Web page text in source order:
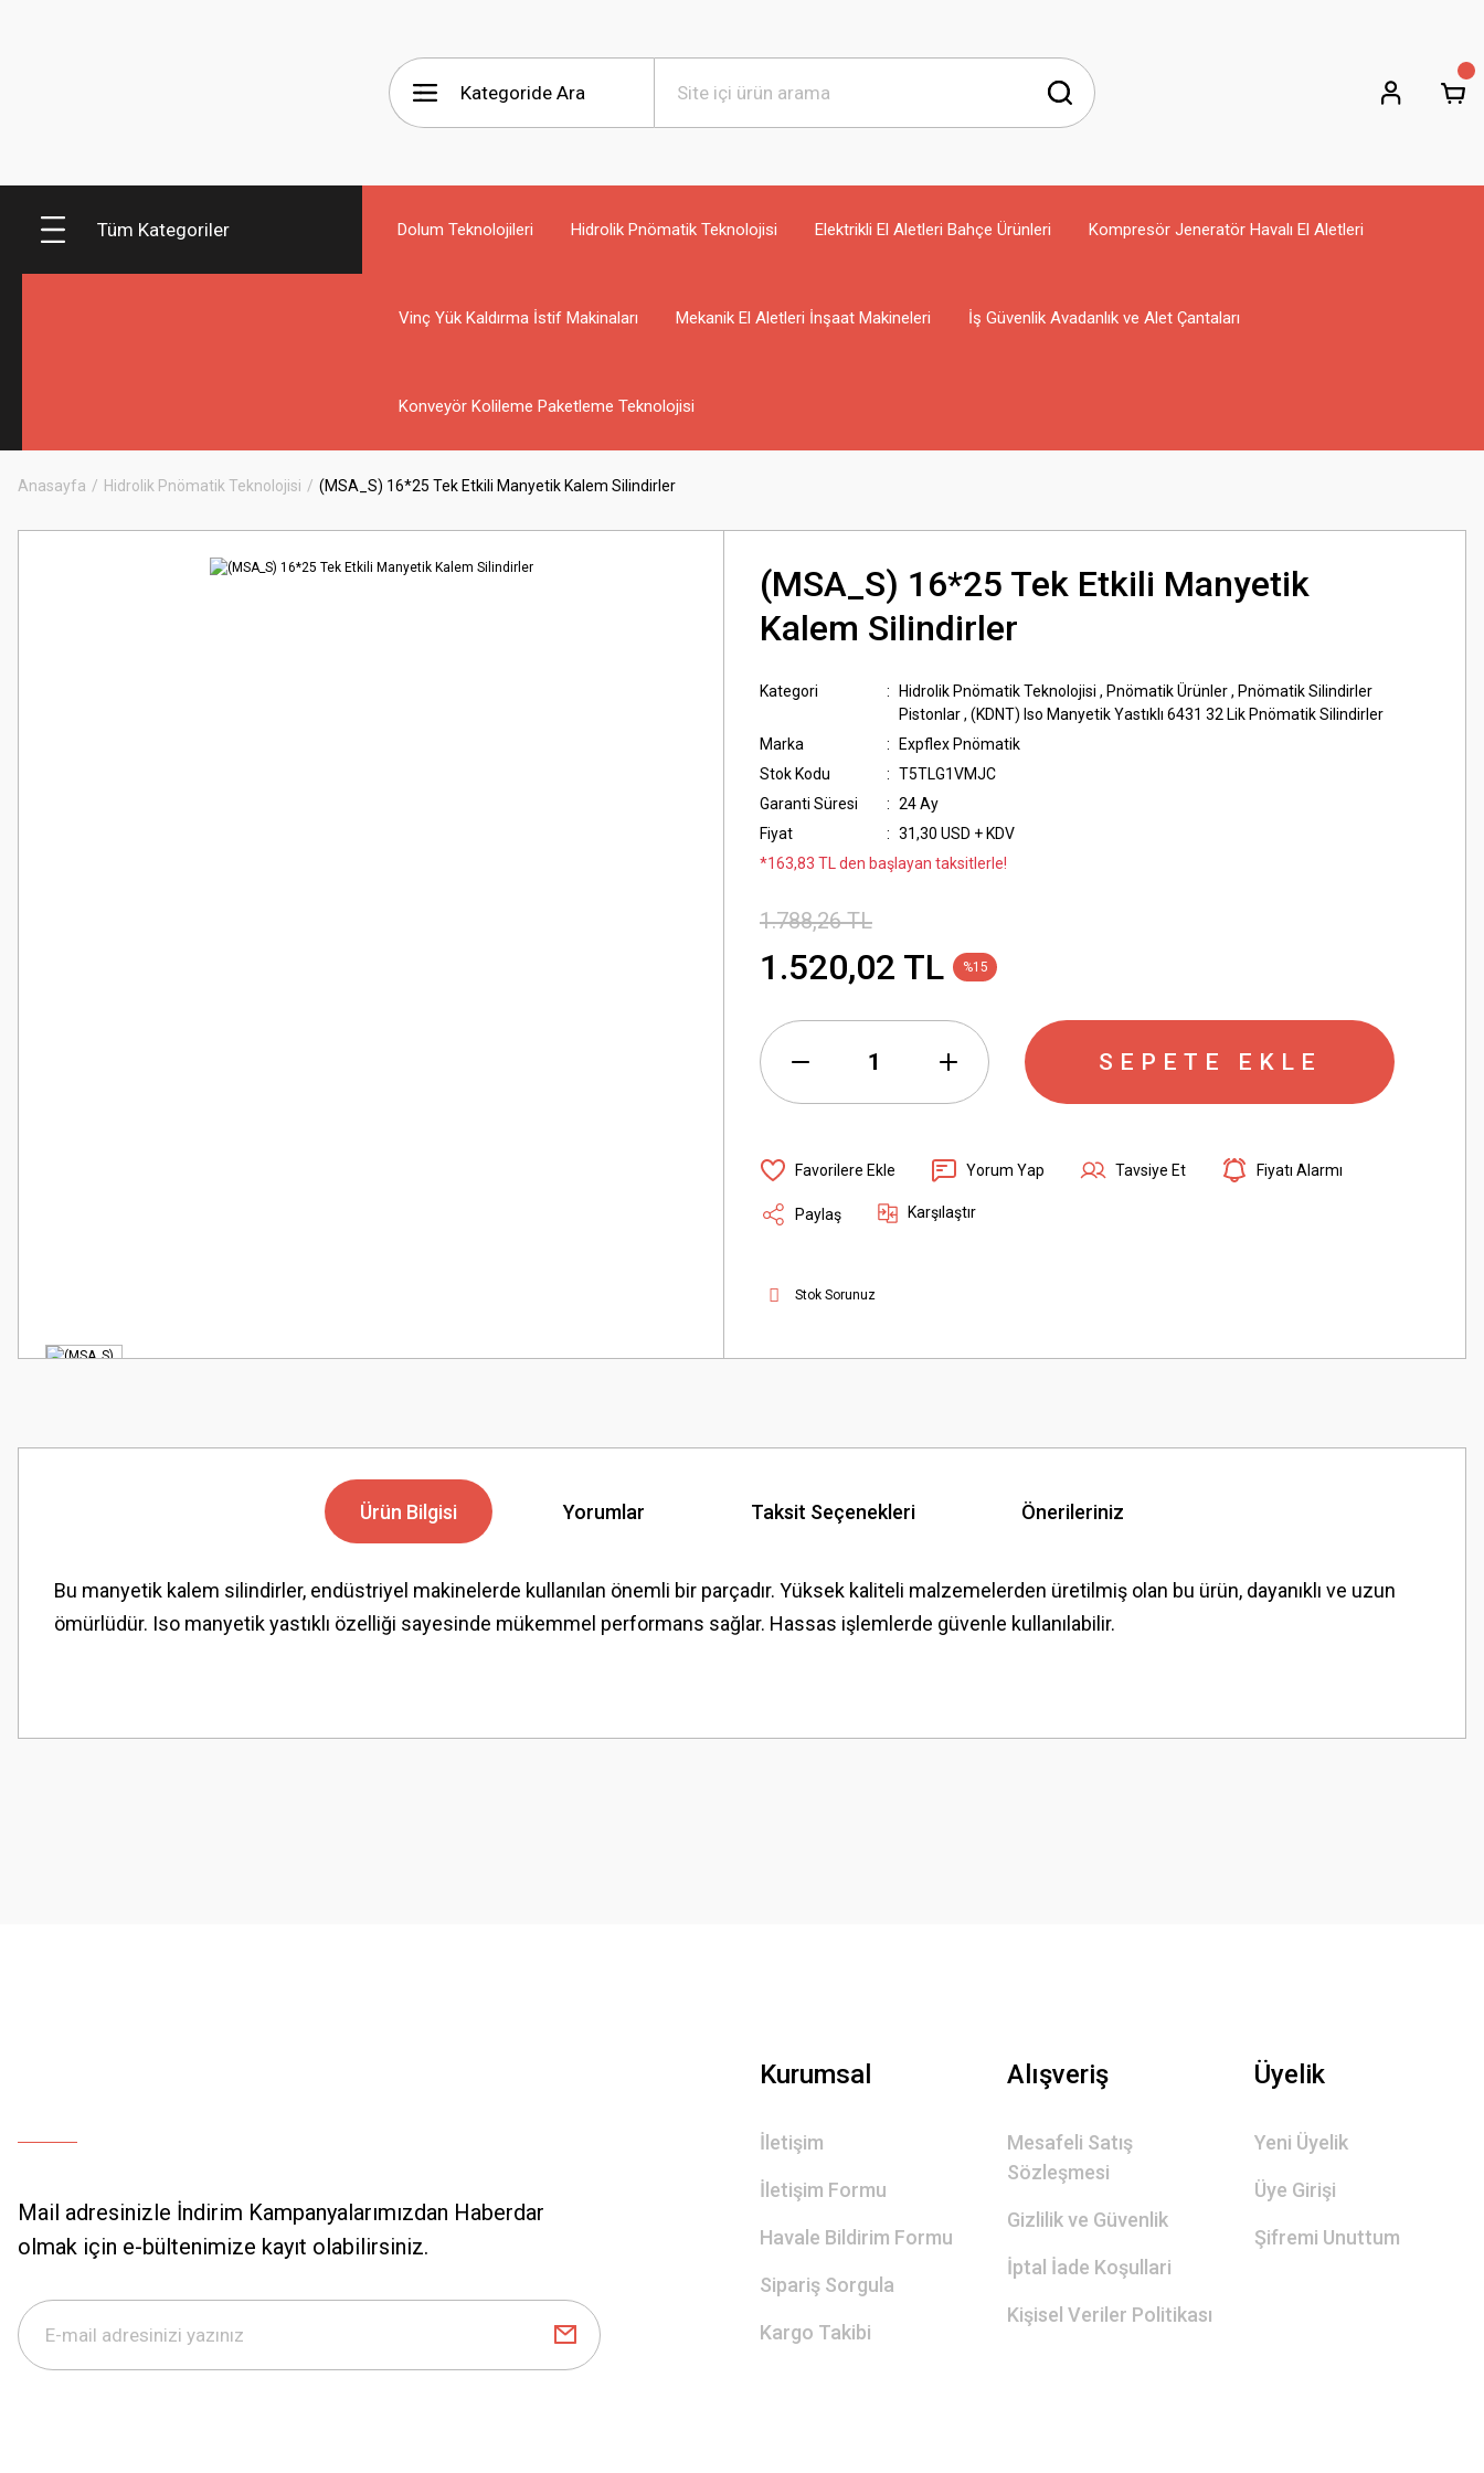
Tüm Kategoriler Dolum Teknolojileri Hidrolik Pnömatik Teknolojisi Elektrikli El Aletleri Bahçe Ürünleri Kompresör Jeneratör Havalı El Aletleri
Vinç Yük Kaldırma İstif Makinaları Mekanik El Aletleri İnşaat Makineleri İş Güvenlik Avadanlık ve Alet Çantaları
Konveyör Kolileme Paketleme Teknolojisi
Anasayfa Hidrolik Pnömatik Teknolojisi (MSA_S) 16*25 Tek Etkili Manyetik Kalem Silindirler
(MSA_S) 16*25 Tek Etkili Manyetik
Kalem Silindirler
Kategori Hidrolik Pnömatik Teknolojisi , Pnömatik Ürünler, Pnömatik Silindirler
Pistonlar, (KDNT) Iso Manyetik Yastıklı 6431 32 Lik Pnömatik Silindirler
Marka
Expflex Pnömatik
Stok Kodu
T5TLG1VMJC
Garanti Süresi
24 Ay
Fiyat
31,30 USD + KDV
*163,83 TL den başlayan taksitlerle!
1.788,26 TL
1.520,02 TL %15
SEPETE EKLE
Yorum Yap Tavsiye Et Fiyatı Alarmı
Paylaş Karşılaştır
Stok Sorunuz
Ürün Bilgisi Yorumlar Taksit Seçenekleri Önerileriniz
Bu manyetik kalem silindirler, endüstriyel makinelerde kullanılan önemli bir parçadır. Yüksek kaliteli malzemelerden üretilmiş olan bu ürün, dayanıklı ve uzun
ömürlüdür. Iso manyetik yastıklı özelliği sayesinde mükemmel performans sağlar. Hassas işlemlerde güvenle kullanılabilir.
Görüş ve önerileriniz için teşekkür ederiz.
Mail adresinizle İndirim Kampanyalarımızdan Haberdar
olmak için e-bültenimize kayıt olabilirsiniz.
Kurumsal
İletişim
İletişim Formu
Havale Bildirim Formu
Sipariş Sorgula
Kargo Takibi
Alışveriş
Mesafeli Satış
Sözleşmesi
Gizlilik ve Güvenlik
İptal İade Koşullari
Kişisel Veriler Politikası
Üyelik
Yeni Üyelik
Üye Girişi
Şifremi Unuttum